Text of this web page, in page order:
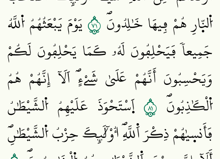
اُ۬لنّ۪ارِ هُمْ فِيهَا خَٰلِدُونَۖ ١٧يَوْمَ يَبْعَثُهُمُ اُ۬للَّهُ
جَمِيعاٗ فَيَحْلِفُونَ لَهُۥ كَمَا يَحْلِفُونَ لَكُمْ
وَيَحْسِبُونَ أَنَّهُمْ عَلَيٰ شَےْءٍۖ اَلَآ إِنَّهُمْ هُمُ
اُ۬لْكَٰذِبُونَۖ ١٨ اَ۪سْتَحْوَذَ عَلَيْهِمُ اُ۬لشَّيْطَٰنُ
فَأَنس۪يٰهُمْ ذِكْرَ اَ۬للَّهِۖ أُوْلَٰٓئِكَ حِزْبُ اُ۬لشَّيْطَٰنِۖ